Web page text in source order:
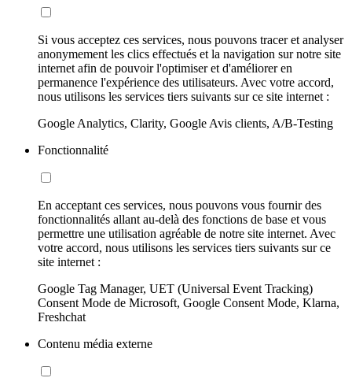
Si vous acceptez ces services, nous pouvons tracer et analyser
anonymement les clics effectués et la navigation sur notre site
internet afin de pouvoir l'optimiser et d'améliorer en
permanence l'expérience des utilisateurs. Avec votre accord,
nous utilisons les services tiers suivants sur ce site internet :
Google Analytics, Clarity, Google Avis clients, A/B-Testing
Fonctionnalité
En acceptant ces services, nous pouvons vous fournir des
fonctionnalités allant au-delà des fonctions de base et vous
permettre une utilisation agréable de notre site internet. Avec
votre accord, nous utilisons les services tiers suivants sur ce
site internet :
Google Tag Manager, UET (Universal Event Tracking)
Consent Mode de Microsoft, Google Consent Mode, Klarna,
Freshchat
Contenu média externe